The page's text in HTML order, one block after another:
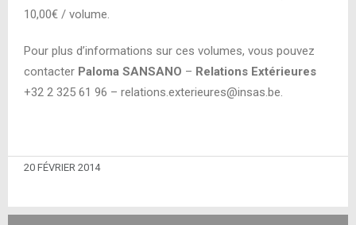
10,00€ / volume.
Pour plus d’informations sur ces volumes, vous pouvez
contacter Paloma SANSANO – Relations Extérieures
+32 2 325 61 96 – relations.exterieures@insas.be.
20 FÉVRIER 2014